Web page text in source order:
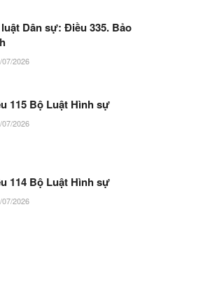
Dân sự: Điều 335. Bảo
07/2026
115 Bộ Luật Hình sự
07/2026
114 Bộ Luật Hình sự
07/2026